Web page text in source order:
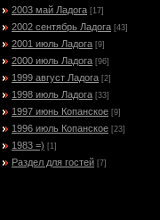
2003 май Ладога [17]
2002 сентябрь Ладога [43]
2001 июль Ладога [9]
2000 июль Ладога [96]
1999 август Ладога [2]
1998 июль Ладога [33]
1997 июнь Копанское [9]
1996 июль Копанское [23]
1983 =) [1]
Раздел для гостей [7]